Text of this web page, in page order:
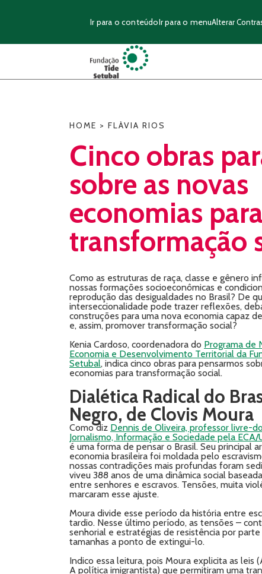
Ir para o conteúdoIr para o menuAlterar
HOME > FLÁVIA RIOS
Cinco obras
sobre as novas
economias para
transformação
Como as estruturas de raça, classe e gênero
nossas formações socioeconômicas e
reprodução das desigualdades no Brasil? De
interseccionalidade pode trazer reflexões,
construções para uma nova economia capaz
e, assim, promover transformação social?
Kenia Cardoso, coordenadora do Programa de
Economia e Desenvolvimento Territorial da
Setubal, indica cinco obras para pensarmos
economias para transformação social.
Dialética Radical do
Negro, de Clovis Moura
Como diz Dennis de Oliveira, professor livre-
Jornalismo, Informação e Sociedade pela ECA/
é uma forma de pensar o Brasil. Seu principal
economia brasileira foi moldada pelo
nossas contradições mais profundas foram
viveu 388 anos de uma dinâmica social
entre senhores e escravos. Tensões, muita
marcaram esse ajuste.
Moura divide esse período da história entre
tardio. Nesse último período, as tensões –
senhorial e estratégias de resistência por
tamanhas a ponto de extingui-lo.
Indico essa leitura, pois Moura explicita as leis
A política imigrantista) que permitiram uma